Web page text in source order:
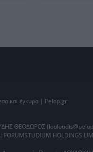
και έγκυρα | Pelop.gr
ΘΕΟΔΩΡΟΣ
HOLDINGS